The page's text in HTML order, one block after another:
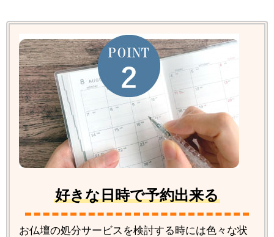
好きな日時で予約出来る
お仏壇の処分サービスを検討する時には色々な状